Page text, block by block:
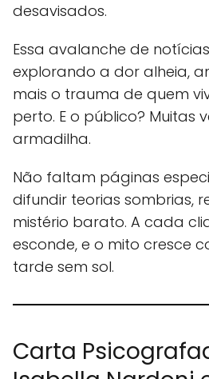
desavisados.
Essa avalanche de
explorando a dor alheia,
mais o trauma de quem
perto. E o público? Muitas
armadilha.
Não faltam páginas
difundir teorias sombrias,
mistério barato. A cada
esconde, e o mito cresce
tarde sem sol.
Carta